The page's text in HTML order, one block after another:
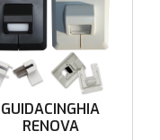
GUIDACINGHIA
RENOVA